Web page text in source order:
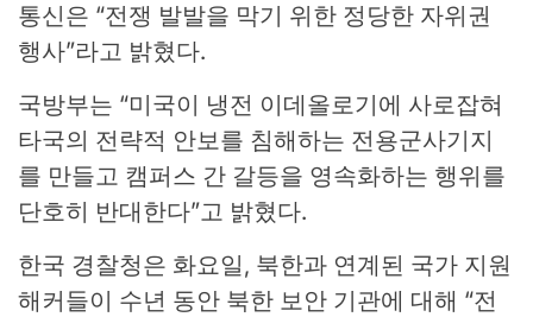
통신은 “전쟁 발발을 막기 위한 정당한 자위권
행사”라고 밝혔다.
국방부는 “미국이 냉전 이데올로기에 사로잡혀
타국의 전략적 안보를 침해하는 전용군사기지
를 만들고 캠퍼스 간 갈등을 영속화하는 행위를
단호히 반대한다”고 밝혔다.
한국 경찰청은 화요일, 북한과 연계된 국가 지원
해커들이 수년 동안 북한 보안 기관에 대해 “전